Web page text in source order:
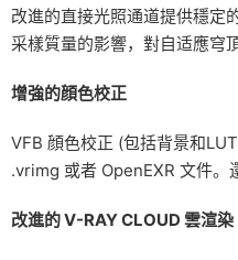
改進的直接光照通道提供穩定
采樣質量的影響，對自适應穹
增強的顔色校正
VFB 顔色校正 (包括背景和
.vrimg 或者 OpenEXR 文件。
改進的 V-RAY CLOUD 雲渲染